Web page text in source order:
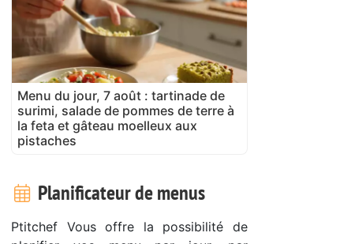
Menu du jour, 7 août : tartinade de
surimi, salade de pommes de terre à
la feta et gâteau moelleux aux
pistaches
Planificateur de menus
Ptitchef Vous offre la possibilité de